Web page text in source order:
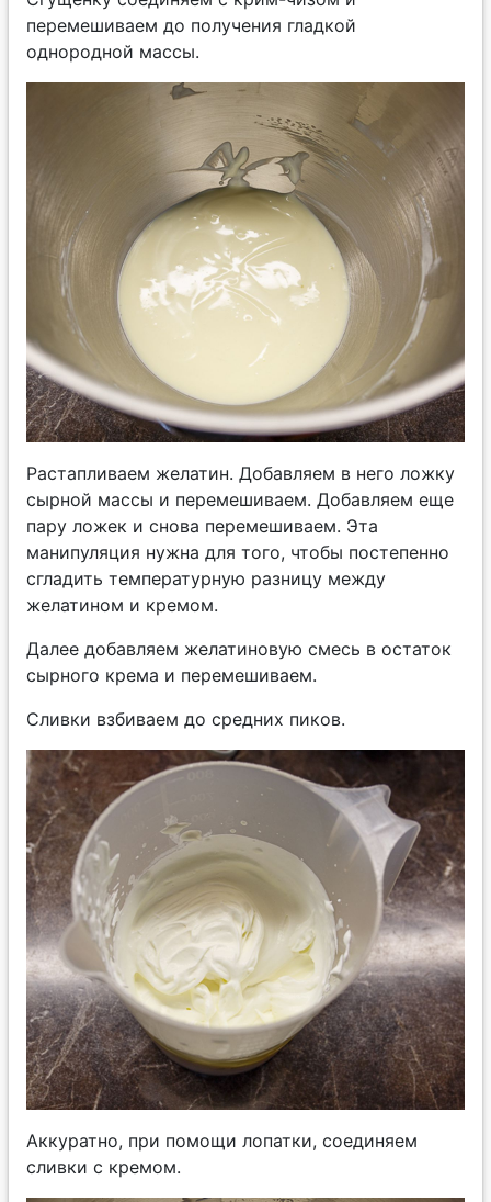
перемешиваем до получения гладкой
однородной массы.
Растапливаем желатин. Добавляем в него ложку
сырной массы и перемешиваем. Добавляем еще
пару ложек и снова перемешиваем. Эта
манипуляция нужна для того, чтобы постепенно
сгладить температурную разницу между
желатином и кремом.
Далее добавляем желатиновую смесь в остаток
сырного крема и перемешиваем.
Сливки взбиваем до средних пиков.
Аккуратно, при помощи лопатки, соединяем
сливки с кремом.